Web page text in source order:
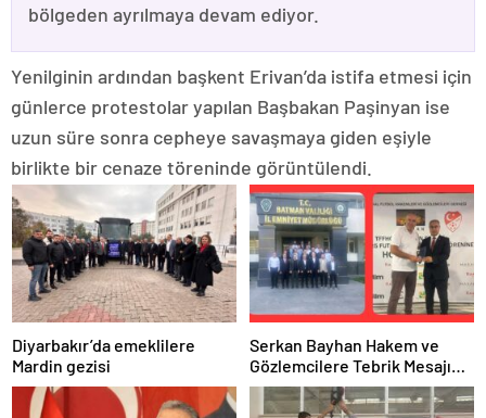
bölgeden ayrılmaya devam ediyor.
Yenilginin ardından başkent Erivan’da istifa etmesi için
günlerce protestolar yapılan Başbakan Paşinyan ise
uzun süre sonra cepheye savaşmaya giden eşiyle
birlikte bir cenaze töreninde görüntülendi.
Diyarbakır’da emeklilere
Mardin gezisi
Serkan Bayhan Hakem ve
Gözlemcilere Tebrik Mesajı
Paylaştı